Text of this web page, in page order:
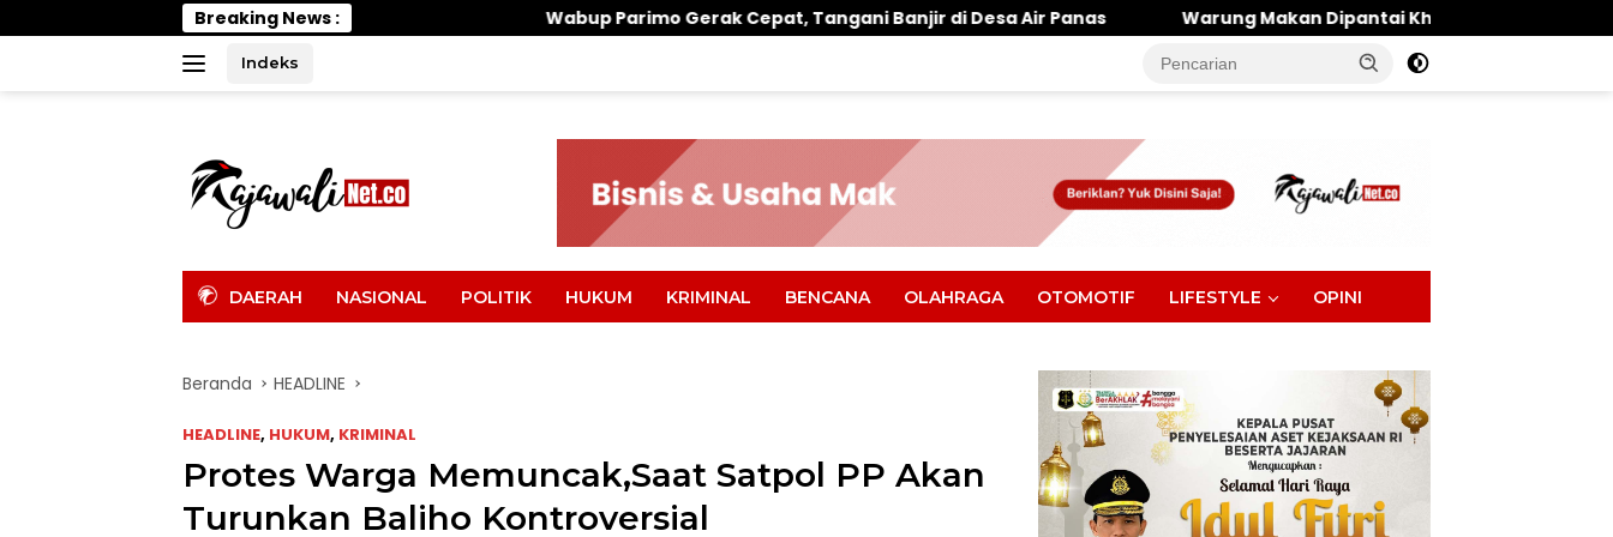
ke
Breaking News : Wabup Parimo Gerak Cepat, Tangani Banjir di Desa Air Panas Warung Makan Dipantai Khatulistiwa Hangus Terbakar, Kerugian
Indeks
DAERAH NASIONAL POLITIK HUKUM KRIMINAL BENCANA OLAHRAGA OTOMOTIF LIFESTYLE OPINI
Beranda HEADLINE
HEADLINE, HUKUM, KRIMINAL
Protes Warga Memuncak,Saat Satpol PP Akan
Turunkan Baliho Kontroversial